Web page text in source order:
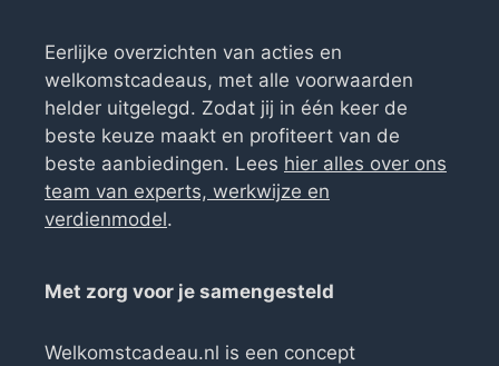
Eerlijke overzichten van acties en
welkomstcadeaus, met alle voorwaarden
helder uitgelegd. Zodat jij in één keer de
beste keuze maakt en profiteert van de
beste aanbiedingen. Lees hier alles over ons
team van experts, werkwijze en
verdienmodel.
Met zorg voor je samengesteld
Welkomstcadeau.nl is een concept